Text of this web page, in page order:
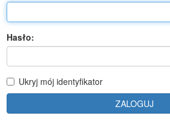
Hasło:
Ukryj mój identyfikator
ZALOGUJ